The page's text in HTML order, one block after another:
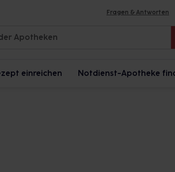
Fragen & Antworten
einreichen Notdienst-Apotheke